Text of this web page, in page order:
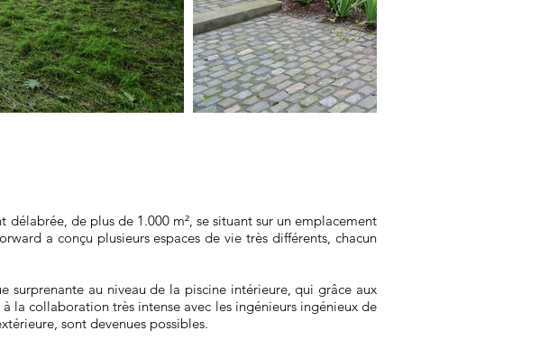
de plus de 1.000 m², se situant sur un emplacement
a conçu plusieurs espaces de vie très différents, chacun
surprenante au niveau de la piscine intérieure, qui grâce aux
la collaboration très intense avec les ingénieurs ingénieux de
sont devenues possibles.